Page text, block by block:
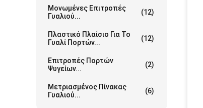
Μονωμένες Επιτροπές
Γυαλιού...
(12)
Πλαστικό Πλαίσιο Για Το
Γυαλί Πορτών...
(12)
Επιτροπές Πορτών
Ψυγείων...
(2)
Μετριασμένος Πίνακας
Γυαλιού...
(6)